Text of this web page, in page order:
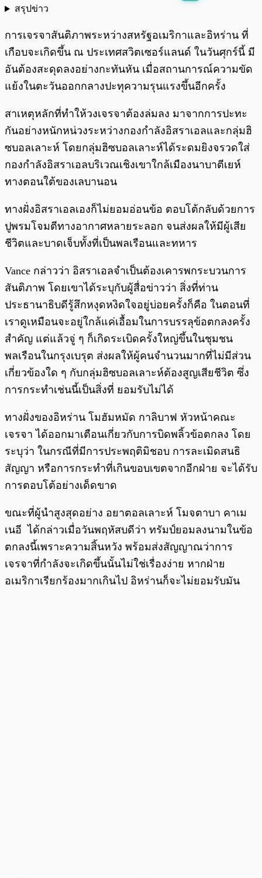
สรุปข่าว
การเจรจาสันติภาพระหว่างสหรัฐอเมริกาและอิหร่าน ที่
เกือบจะเกิดขึ้น ณ ประเทศสวิตเซอร์แลนด์ ในวันศุกร์นี้ มี
อันต้องสะดุดลงอย่างกะทันหัน เมื่อสถานการณ์ความขัด
แย้งในตะวันออกกลางปะทุความรุนแรงขึ้นอีกครั้ง
สาเหตุหลักที่ทำให้วงเจรจาต้องล่มลง มาจากการปะทะ
กันอย่างหนักหน่วงระหว่างกองกำลังอิสราเอลและกลุ่มฮิ
ซบอลเลาะห์ โดยกลุ่มฮิซบอลเลาะห์ได้ระดมยิงจรวดใส่
กองกำลังอิสราเอลบริเวณเชิงเขาใกล้เมืองนาบาตีเยห์
ทางตอนใต้ของเลบานอน
ทางฝั่งอิสราเอลเองก็ไม่ยอมอ่อนข้อ ตอบโต้กลับด้วยการ
ปูพรมโจมตีทางอากาศหลายระลอก จนส่งผลให้มีผู้เสีย
ชีวิตและบาดเจ็บทั้งที่เป็นพลเรือนและทหาร
Vance กล่าวว่า อิสราเอลจำเป็นต้องเคารพกระบวนการ
สันติภาพ โดยเขาได้ระบุกับผู้สื่อข่าวว่า สิ่งที่ท่าน
ประธานาธิบดีรู้สึกหงุดหงิดใจอยู่บ่อยครั้งก็คือ ในตอนที่
เราดูเหมือนจะอยู่ใกล้แค่เอื้อมในการบรรลุข้อตกลงครั้ง
สำคัญ แต่แล้วจู่ ๆ ก็เกิดระเบิดครั้งใหญ่ขึ้นในชุมชน
พลเรือนในกรุงเบรุต ส่งผลให้ผู้คนจำนวนมากที่ไม่มีส่วน
เกี่ยวข้องใด ๆ กับกลุ่มฮิซบอลเลาะห์ต้องสูญเสียชีวิต ซึ่ง
การกระทำเช่นนี้เป็นสิ่งที่ ยอมรับไม่ได้
ทางฝั่งของอิหร่าน โมฮัมหมัด กาลิบาฟ หัวหน้าคณะ
เจรจา ได้ออกมาเตือนเกี่ยวกับการบิดพลิ้วข้อตกลง โดย
ระบุว่า ในกรณีที่มีการประพฤติมิชอบ การละเมิดสนธิ
สัญญา หรือการกระทำที่เกินขอบเขตจากอีกฝ่าย จะได้รับ
การตอบโต้อย่างเด็ดขาด
ขณะที่ผู้นำสูงสุดอย่าง อยาตอลเลาะห์ โมจตาบา คาเม
เนอี ได้กล่าวเมื่อวันพฤหัสบดีว่า ทรัมป์ยอมลงนามในข้อ
ตกลงนี้เพราะความสิ้นหวัง พร้อมส่งสัญญาณว่าการ
เจรจาที่กำลังจะเกิดขึ้นนั้นไม่ใช่เรื่องง่าย หากฝ่าย
อเมริกาเรียกร้องมากเกินไป อิหร่านก็จะไม่ยอมรับมัน